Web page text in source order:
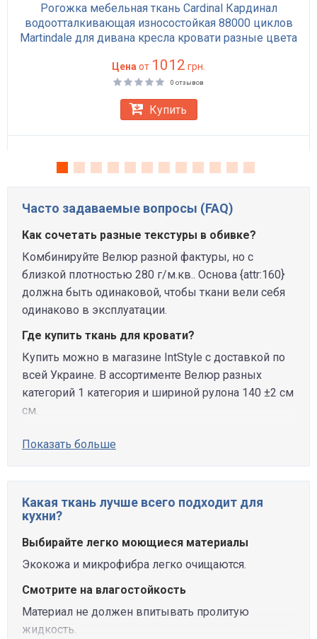
Рогожка мебельная ткань Cardinal Кардинал
водоотталкивающая износостойкая 88000 циклов
Martindale для дивана кресла кровати разные цвета
Цена от 1012 грн.
0 отзывов
Купить
Часто задаваемые вопросы (FAQ)
Как сочетать разные текстуры в обивке?
Комбинируйте Велюр разной фактуры, но с
близкой плотностью 280 г/м.кв.. Основа {attr:160}
должна быть одинаковой, чтобы ткани вели себя
одинаково в эксплуатации.
Где купить ткань для кровати?
Купить можно в магазине IntStyle с доставкой по
всей Украине. В ассортименте Велюр разных
категорий 1 категория и шириной рулона 140 ±2 см
см.
Показать больше
Какая ткань лучше всего подходит для
кухни?
Выбирайте легко моющиеся материалы
Экокожа и микрофибра легко очищаются.
Смотрите на влагостойкость
Материал не должен впитывать пролитую
жидкость.